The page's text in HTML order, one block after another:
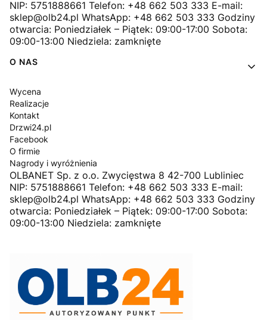
NIP: 5751888661 Telefon: +48 662 503 333 E-mail:
sklep@olb24.pl WhatsApp: +48 662 503 333 Godziny
otwarcia: Poniedziałek – Piątek: 09:00-17:00 Sobota:
09:00-13:00 Niedziela: zamknięte
O NAS
Wycena
Realizacje
Kontakt
Drzwi24.pl
Facebook
O firmie
Nagrody i wyróżnienia
OLBANET Sp. z o.o. Zwycięstwa 8 42-700 Lubliniec
NIP: 5751888661 Telefon: +48 662 503 333 E-mail:
sklep@olb24.pl WhatsApp: +48 662 503 333 Godziny
otwarcia: Poniedziałek – Piątek: 09:00-17:00 Sobota:
09:00-13:00 Niedziela: zamknięte